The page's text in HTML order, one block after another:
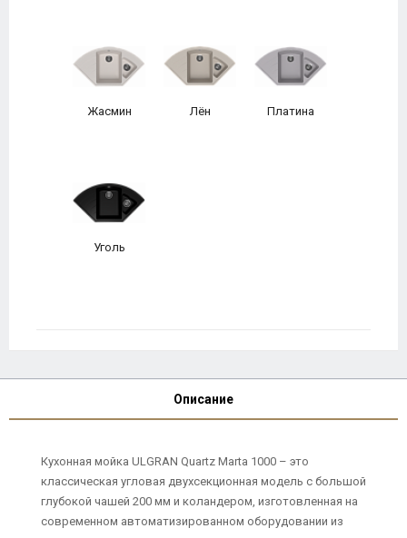
Жасмин Лён Платина
Уголь
Описание
Кухонная мойка ULGRAN Quartz Marta 1000 – это
классическая угловая двухсекционная модель с большой
глубокой чашей 200 мм и коландером, изготовленная на
современном автоматизированном оборудовании из